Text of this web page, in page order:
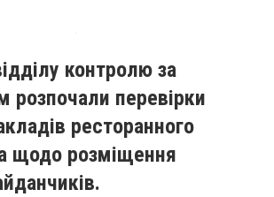
контролю за
розпочали перевірки
ресторанного
щодо розміщення